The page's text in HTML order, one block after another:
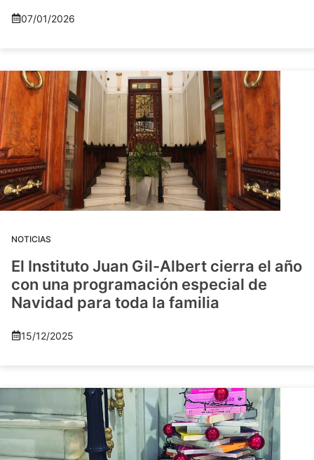
07/01/2026
NOTICIAS
El Instituto Juan Gil-Albert cierra el año
con una programación especial de
Navidad para toda la familia
15/12/2025